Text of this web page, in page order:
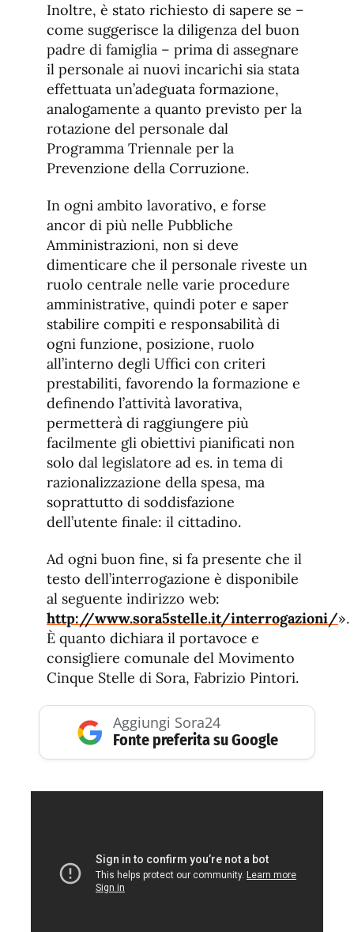
Inoltre, è stato richiesto di sapere se –
come suggerisce la diligenza del buon
padre di famiglia – prima di assegnare
il personale ai nuovi incarichi sia stata
effettuata un’adeguata formazione,
analogamente a quanto previsto per la
rotazione del personale dal
Programma Triennale per la
Prevenzione della Corruzione.
In ogni ambito lavorativo, e forse
ancor di più nelle Pubbliche
Amministrazioni, non si deve
dimenticare che il personale riveste un
ruolo centrale nelle varie procedure
amministrative, quindi poter e saper
stabilire compiti e responsabilità di
ogni funzione, posizione, ruolo
all’interno degli Uffici con criteri
prestabiliti, favorendo la formazione e
definendo l’attività lavorativa,
permetterà di raggiungere più
facilmente gli obiettivi pianificati non
solo dal legislatore ad es. in tema di
razionalizzazione della spesa, ma
soprattutto di soddisfazione
dell’utente finale: il cittadino.
Ad ogni buon fine, si fa presente che il
testo dell’interrogazione è disponibile
al seguente indirizzo web:
http://www.sora5stelle.it/interrogazioni/».
È quanto dichiara il portavoce e
consigliere comunale del Movimento
Cinque Stelle di Sora, Fabrizio Pintori.
Aggiungi Sora24
Fonte preferita su Google